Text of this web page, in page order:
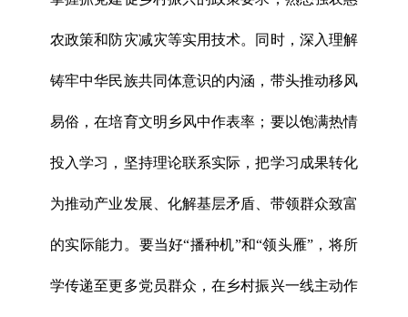
农政策和防灾减灾等实用技术。同时，深入理解
铸牢中华民族共同体意识的内涵，带头推动移风
易俗，在培育文明乡风中作表率；要以饱满热情
投入学习，坚持理论联系实际，把学习成果转化
为推动产业发展、化解基层矛盾、带领群众致富
的实际能力。要当好“播种机”和“领头雁”，将所
学传递至更多党员群众，在乡村振兴一线主动作